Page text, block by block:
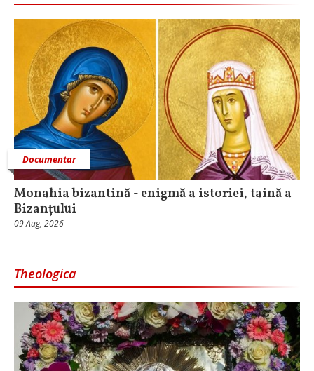
Documentar
Monahia bizantină - enigmă a istoriei, taină a
Bizanțului
09 Aug, 2026
Theologica